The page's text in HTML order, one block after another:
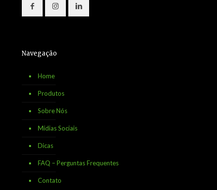
Navegação
Home
Produtos
Sobre Nós
Mídias Sociais
Dicas
FAQ – Perguntas Frequentes
Contato